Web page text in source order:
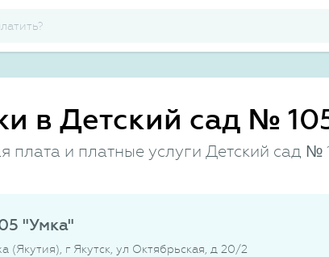
в Детский сад №
плата и платные услуги Детский сад №
"Умка"
(Якутия), г Якутск, ул Октябрьская, д 20/2